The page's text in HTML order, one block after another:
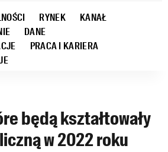
RYNEK
KANAŁ
DANE
PRACA I KARIERA
będą kształtowały
w 2022 roku